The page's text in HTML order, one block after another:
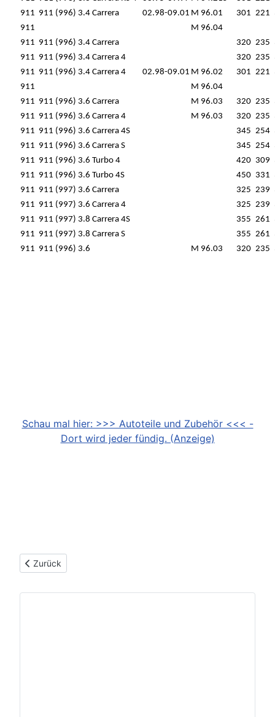
911 911 (996) 3.4 Carrera 02.98-09.01 M 96.01 301 221
911
M 96.04
911 911 (996) 3.4 Carrera 320 235
911 911 (996) 3.4 Carrera 4 320 235
911 911 (996) 3.4 Carrera 4 02.98-09.01 M 96.02 301 221
911
M 96.04
911 911 (996) 3.6 Carrera M 96.03 320 235
911 911 (996) 3.6 Carrera 4 M 96.03 320 235
911 911 (996) 3.6 Carrera 4S 345 254
911 911 (996) 3.6 Carrera S 345 254
911 911 (996) 3.6 Turbo 4 420 309
911 911 (996) 3.6 Turbo 4S 450 331
911 911 (997) 3.6 Carrera 325 239
911 911 (997) 3.6 Carrera 4 325 239
911 911 (997) 3.8 Carrera 4S 355 261
911 911 (997) 3.8 Carrera S 355 261
911 911 (996) 3.6 M 96.03 320 235
Schau mal hier: >>> Autoteile und Zubehör <<< -
Dort wird jeder fündig. (Anzeige)
Vorheriger Beitrag: Porsche 911 (930) (1974-1989)
Zurück